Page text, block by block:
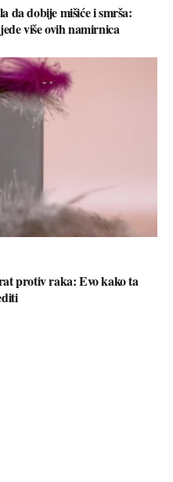
da dobije mišiće i smrša:
više ovih namirnica
protiv raka: Evo kako ta